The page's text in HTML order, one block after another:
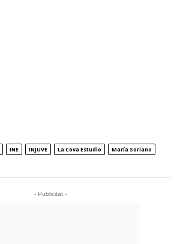
INE INJUVE La Cova Estudio
María Soriano
- Publicitat -